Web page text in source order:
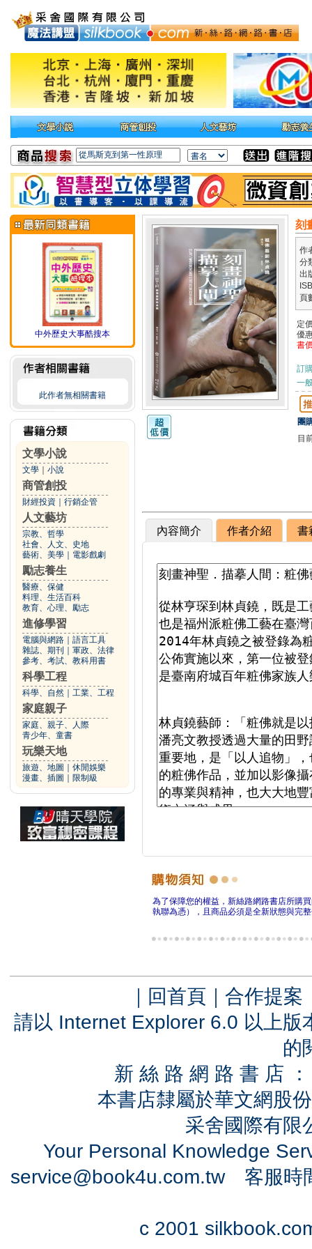
中外歷史大事酷搜本
此作者無相關書籍
文學小說
文學 小說
商管創投
財經投資 行銷企管
人文藝坊
宗教、哲學
社會、人文、史地
藝術、美學
電影戲劇
勵志養生
醫療、保健
料理、生活百科
教育、心理、勵志
進修學習
電腦與網路
語言工具
雜誌、期刊
軍政、法律
參考、考試、教科用書
科學工程
科學、自然 工業、工程
家庭親子
家庭、親子、人際
青少年、童書
玩樂天地
旅遊、地圖
休閒娛樂
漫畫、插圖
限制級
刻
作
分
出
頁
定
優
書
訂
一
團
目
內容簡介 作者介紹 書
為了保障您的權益，新絲路網路書店所購
執聯為憑），且商品必須是全新狀態與完
｜ 回首頁 ｜ 合作提案
請以 Internet Explorer 6.0 以上
的
新 絲 路 網 路 書 店
本書店隸屬於華文網股
采舍國際有
Your Personal Knowledge
service@book4u.com.tw客服時
c 2001